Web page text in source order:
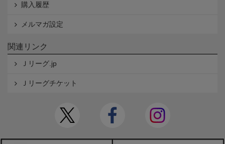
購入履歴
メルマガ設定
関連リンク
Ｊリーグ.jp
Ｊリーグチケット